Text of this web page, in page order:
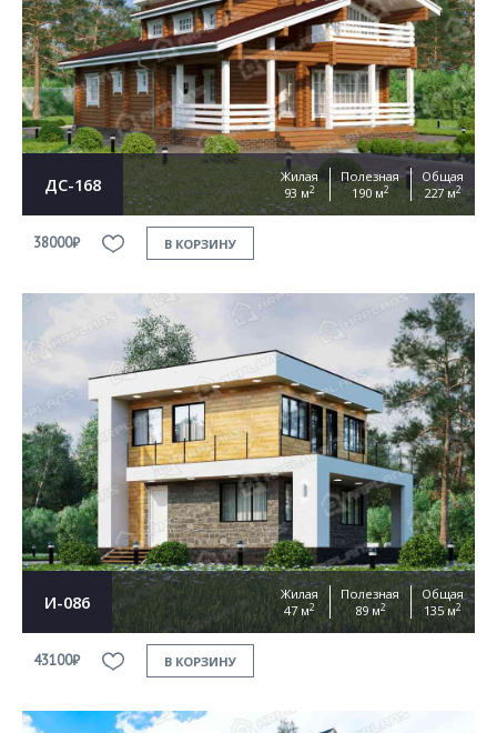
ДС-168
Жилая
93 м2
Полезная
190 м2
Общая
227 м2
38000₽ В КОРЗИНУ
И-086
Жилая
47 м2
Полезная
89 м2
Общая
135 м2
43100₽ В КОРЗИНУ